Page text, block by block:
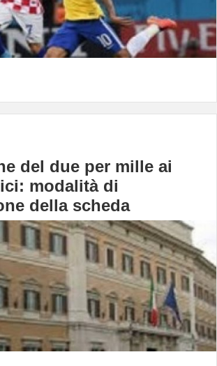
del due per mille ai
modalità di
della scheda